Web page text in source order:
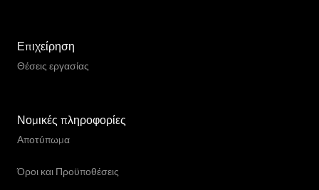
Επιχείρηση
Θέσεις εργασίας
Νομικές πληροφορίες
Αποτύπωμα
Όροι και Προϋποθέσεις